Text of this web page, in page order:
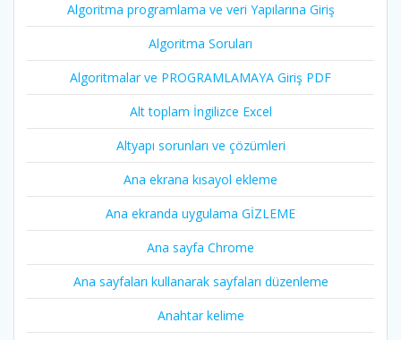
Algoritma programlama ve veri Yapılarına Giriş
Algoritma Soruları
Algoritmalar ve PROGRAMLAMAYA Giriş PDF
Alt toplam İngilizce Excel
Altyapı sorunları ve çözümleri
Ana ekrana kısayol ekleme
Ana ekranda uygulama GİZLEME
Ana sayfa Chrome
Ana sayfaları kullanarak sayfaları düzenleme
Anahtar kelime